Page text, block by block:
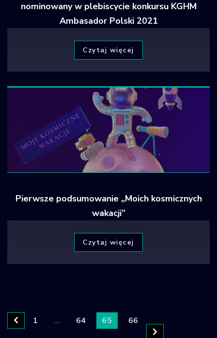
nominowany w plebiscycie konkursu KGHM
Ambasador Polski 2021
Czytaj więcej
Pierwsze podsumowanie „Moich kosmicznych
wakacji”
Czytaj więcej
1 … 64 65 66